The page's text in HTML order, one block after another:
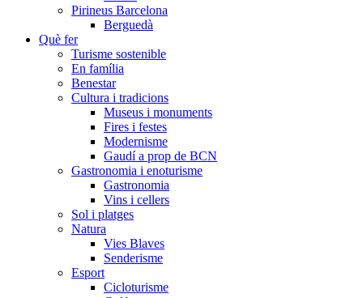
Pirineus Barcelona
Berguedà
Què fer
Turisme sostenible
En família
Benestar
Cultura i tradicions
Museus i monuments
Fires i festes
Modernisme
Gaudí a prop de BCN
Gastronomia i enoturisme
Gastronomia
Vins i cellers
Sol i platges
Natura
Vies Blaves
Senderisme
Esport
Cicloturisme